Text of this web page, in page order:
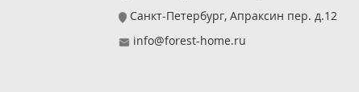
Санкт-Петербург, Апраксин пер. д.12
info@forest-home.ru